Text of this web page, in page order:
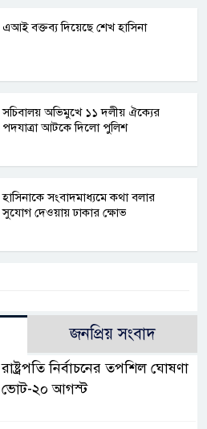
এআই বক্তব্য দিয়েছে শেখ হাসিনা
সচিবালয় অভিমুখে ১১ দলীয় ঐক্যের
পদযাত্রা আটকে দিলো পুলিশ
হাসিনাকে সংবাদমাধ্যমে কথা বলার
সুযোগ দেওয়ায় ঢাকার ক্ষোভ
জনপ্রিয় সংবাদ
রাষ্ট্রপতি নির্বাচনের তপশিল ঘোষণা
ভোট-২০ আগস্ট